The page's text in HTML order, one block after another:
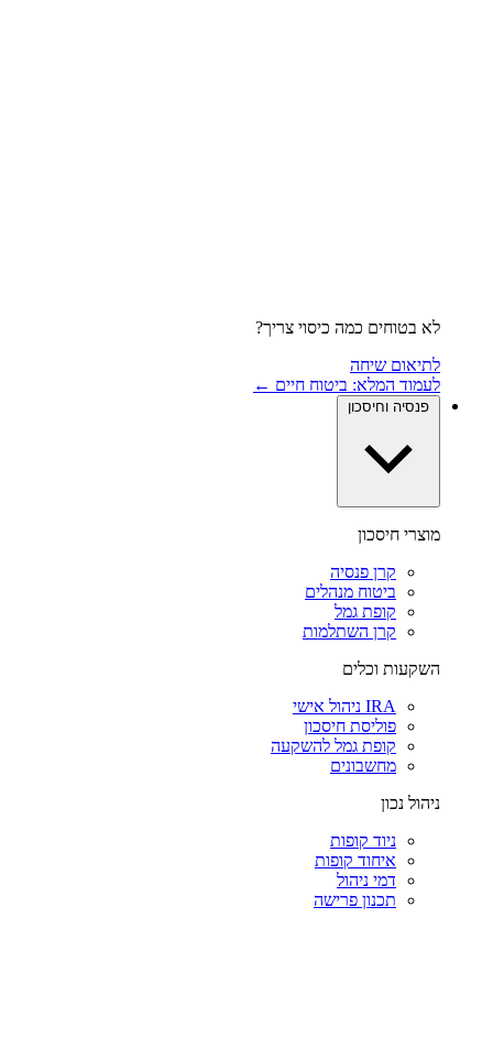
לא בטוחים כמה כיסוי צריך?
לתיאום שיחה
לעמוד המלא: ביטוח חיים ←
פנסיה וחיסכון
מוצרי חיסכון
קרן פנסיה
ביטוח מנהלים
קופת גמל
קרן השתלמות
השקעות וכלים
IRA ניהול אישי
פוליסת חיסכון
קופת גמל להשקעה
מחשבונים
ניהול נכון
ניוד קופות
איחוד קופות
דמי ניהול
תכנון פרישה